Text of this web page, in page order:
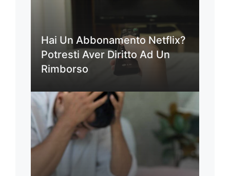
Hai Un Abbonamento Netflix?
Potresti Aver Diritto Ad Un
Rimborso